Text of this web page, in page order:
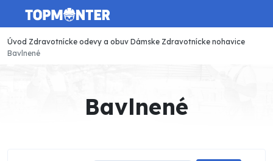
Úvod Zdravotnícke odevy a obuv Dámske Zdravotnícke nohavice
Bavlnené
Bavlnené